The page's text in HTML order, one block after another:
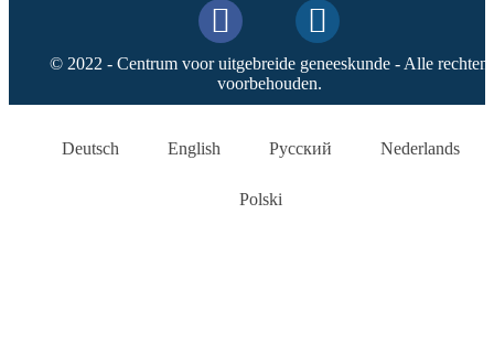
© 2022 - Centrum voor uitgebreide geneeskunde - Alle rechten
voorbehouden.
Deutsch English Русский Nederlands
Polski